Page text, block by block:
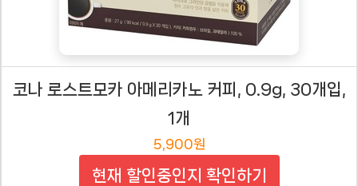
코나 로스트모카 아메리카노 커피, 0.9g, 30개입,
1개
5,900원
현재 할인중인지 확인하기